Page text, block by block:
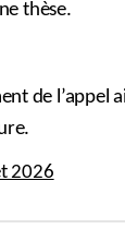
thèse.
de l’appel
2026